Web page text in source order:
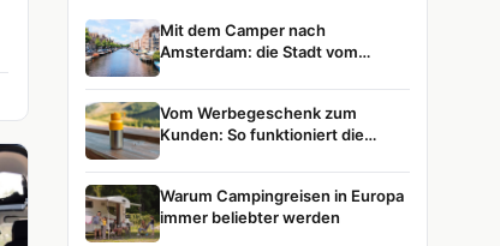
Mit dem Camper nach
Amsterdam: die Stadt vom
Vom Werbegeschenk zum
Kunden: So funktioniert die
Warum Campingreisen in Europa
immer beliebter werden